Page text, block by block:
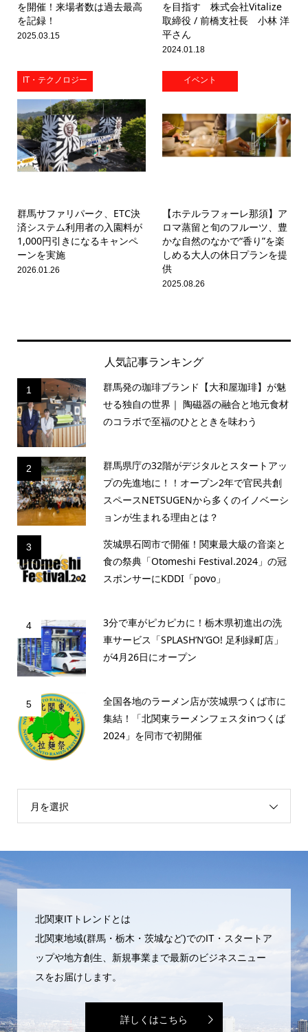
を開催！来場者数は過去最高
を記録！
2025.03.15
を目指す 株式会社Vitalize
取締役 / 前橋支社長 小林 洋
平さん
2024.01.18
IT・テクノロジー
群馬サファリパーク、ETC決
済システム利用者の入園料が
1,000円引きになるキャンペ
ーンを実施
2026.01.26
イベント
【ホテルラフォーレ那須】ア
ロマ蒸留と旬のフルーツ、豊
かな自然のなかで“香り”を楽
しめる大人の休日プランを提
供
2025.08.26
人気記事ランキング
1
群馬発の珈琲ブランド【大和屋珈琲】が魅
せる独自の世界｜ 陶磁器の融合と地元食材
のコラボで至福のひとときを味わう
2
群馬県庁の32階がデジタルとスタートアッ
プの先進地に！！オープン2年で官民共創
スペースNETSUGENから多くのイノベーシ
ョンが生まれる理由とは？
3
茨城県石岡市で開催！関東最大級の音楽と
食の祭典「Otomeshi Festival.2024」の冠
スポンサーにKDDI「povo」
4
3分で車がピカピカに！栃木県初進出の洗
車サービス「SPLASH’N’GO! 足利緑町店」
が4月26日にオープン
5
全国各地のラーメン店が茨城県つくば市に
集結！「北関東ラーメンフェスタinつくば
2024」を同市で初開催
月を選択
北関東ITトレンドとは
北関東地域(群馬・栃木・茨城など)でのIT・スタートア
ップや地方創生、新規事業まで最新のビジネスニュー
スをお届けします。
詳しくはこちら